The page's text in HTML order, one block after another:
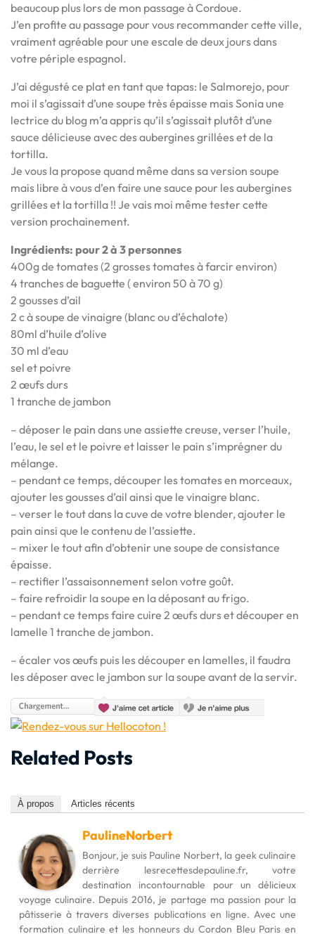
beaucoup plus lors de mon passage à Cordoue.
J’en profite au passage pour vous recommander cette ville,
vraiment agréable pour une escale de deux jours dans
votre périple espagnol.
J’ai dégusté ce plat en tant que tapas: le Salmorejo, pour
moi il s’agissait d’une soupe très épaisse mais Sonia une
lectrice du blog m’a appris qu’il s’agissait plutôt d’une
sauce délicieuse avec des aubergines grillées et de la
tortilla.
Je vous la propose quand même dans sa version soupe
mais libre à vous d’en faire une sauce pour les aubergines
grillées et la tortilla !! Je vais moi même tester cette
version prochainement.
Ingrédients: pour 2 à 3 personnes
400g de tomates (2 grosses tomates à farcir environ)
4 tranches de baguette ( environ 50 à 70 g)
2 gousses d’ail
2 c à soupe de vinaigre (blanc ou d’échalote)
80ml d’huile d’olive
30 ml d’eau
sel et poivre
2 œufs durs
1 tranche de jambon
– déposer le pain dans une assiette creuse, verser l’huile,
l’eau, le sel et le poivre et laisser le pain s’imprégner du
mélange.
– pendant ce temps, découper les tomates en morceaux,
ajouter les gousses d’ail ainsi que le vinaigre blanc.
– verser le tout dans la cuve de votre blender, ajouter le
pain ainsi que le contenu de l’assiette.
– mixer le tout afin d’obtenir une soupe de consistance
épaisse.
– rectifier l’assaisonnement selon votre goût.
– faire refroidir la soupe en la déposant au frigo.
– pendant ce temps faire cuire 2 œufs durs et découper en
lamelle 1 tranche de jambon.
– écaler vos œufs puis les découper en lamelles, il faudra
les déposer avec le jambon sur la soupe avant de la servir.
Related Posts
À propos Articles récents
PaulineNorbert
Bonjour, je suis Pauline Norbert, la geek culinaire
derrière lesrecettesdepauline.fr, votre
destination incontournable pour un délicieux
voyage culinaire. Depuis 2016, je partage ma passion pour la
pâtisserie à travers diverses publications en ligne. Avec une
formation culinaire et les honneurs du Cordon Bleu Paris en